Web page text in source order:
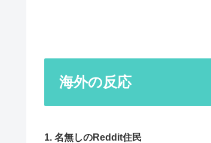
海外の反応
1. 名無しのReddit住民